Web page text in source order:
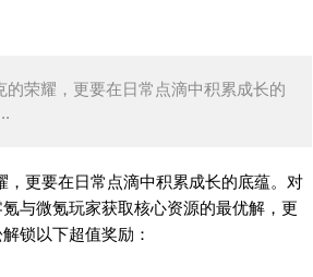
荣耀，更要在日常点滴中积累成长的
更要在日常点滴中积累成长的底蕴。对
与微氪玩家获取核心资源的最优解，更
锁以下超值奖励：